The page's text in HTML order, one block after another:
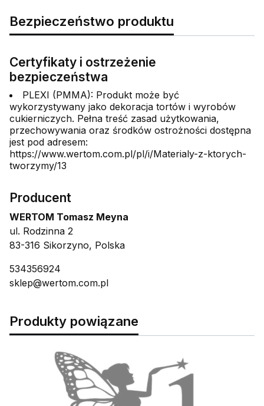
Bezpieczeństwo produktu
Certyfikaty i ostrzeżenie
bezpieczeństwa
PLEXI (PMMA): Produkt może być
wykorzystywany jako dekoracja tortów i wyrobów
cukierniczych. Pełna treść zasad użytkowania,
przechowywania oraz środków ostrożności dostępna
jest pod adresem:
https://www.wertom.com.pl/pl/i/Materialy-z-ktorych-
tworzymy/13
Producent
WERTOM Tomasz Meyna
ul. Rodzinna 2
83-316 Sikorzyno, Polska
534356924
sklep@wertom.com.pl
Produkty powiązane